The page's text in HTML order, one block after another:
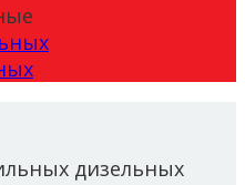
дизельных